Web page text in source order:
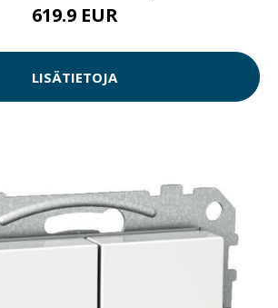
619.9 EUR
LISÄTIETOJA